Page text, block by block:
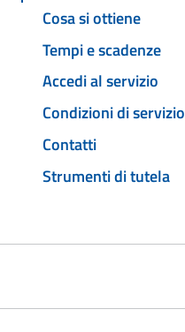
Cosa si ottiene
Tempi e scadenze
Accedi al servizio
Condizioni di servizio
Contatti
Strumenti di tutela